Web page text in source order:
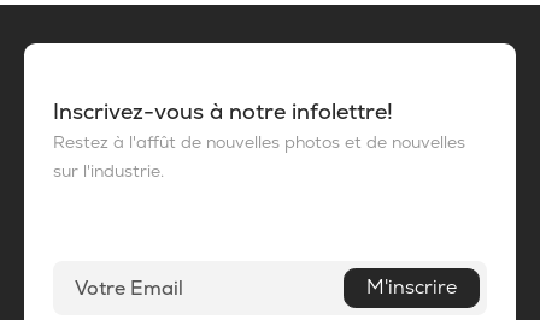
Inscrivez-vous à notre infolettre!
Restez à l'affût de nouvelles photos et de nouvelles
sur l'industrie.
M'inscrire